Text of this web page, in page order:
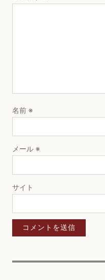
名前 ※
メール ※
サイト